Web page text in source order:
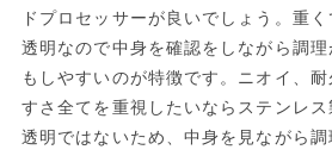
ドプロセッサーが良いでしょう。重く
透明なので中身を確認をしながら調
もしやすいのが特徴です。ニオイ、
すさ全てを重視したいならステンレス
透明ではないため、中身を見ながら